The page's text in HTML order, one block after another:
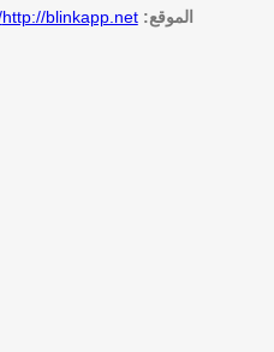
الموقع: http://blinkapp.net/